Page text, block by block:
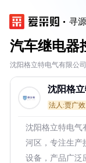
寻
汽车继电器
沈阳格立特电气有限公司
沈阳格
法人:贾广效
沈阳格立特电气
河区，专注生产
设备，产品广泛